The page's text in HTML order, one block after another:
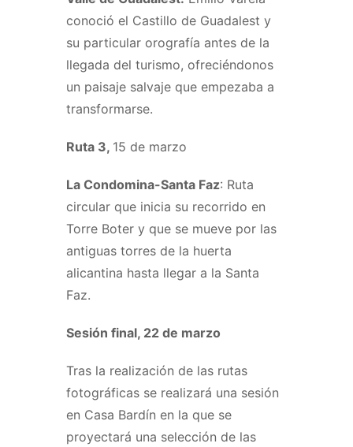
conoció el Castillo de Guadalest y
su particular orografía antes de la
llegada del turismo, ofreciéndonos
un paisaje salvaje que empezaba a
transformarse.
Ruta 3, 15 de marzo
La Condomina-Santa Faz: Ruta
circular que inicia su recorrido en
Torre Boter y que se mueve por las
antiguas torres de la huerta
alicantina hasta llegar a la Santa
Faz.
Sesión final, 22 de marzo
Tras la realización de las rutas
fotográficas se realizará una sesión
en Casa Bardín en la que se
proyectará una selección de las